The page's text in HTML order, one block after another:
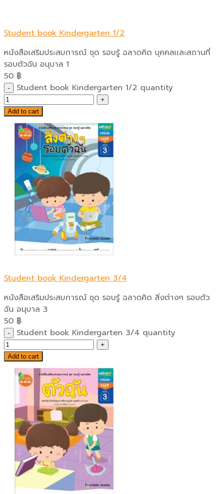
Student book Kindergarten 1/2
หนังสือเสริมประสบการณ์ ชุด รอบรู้ ฉลาดคิด บุคคลเเละสถานที่
รอบตัวฉัน อนุบาล 1
50 ฿
Student book Kindergarten 1/2 quantity
Add to cart
Student book Kindergarten 3/4
หนังสือเสริมประสบการณ์ ชุด รอบรู้ ฉลาดคิด สิ่งต่างๆ รอบตัว
ฉัน อนุบาล 3
50 ฿
Student book Kindergarten 3/4 quantity
Add to cart